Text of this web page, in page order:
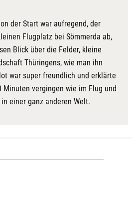
der Start war aufregend, der
Flugplatz bei Sömmerda ab,
Blick über die Felder, kleine
Thüringens, wie man ihn
war super freundlich und erklärte
Minuten vergingen wie im Flug und
einer ganz anderen Welt.